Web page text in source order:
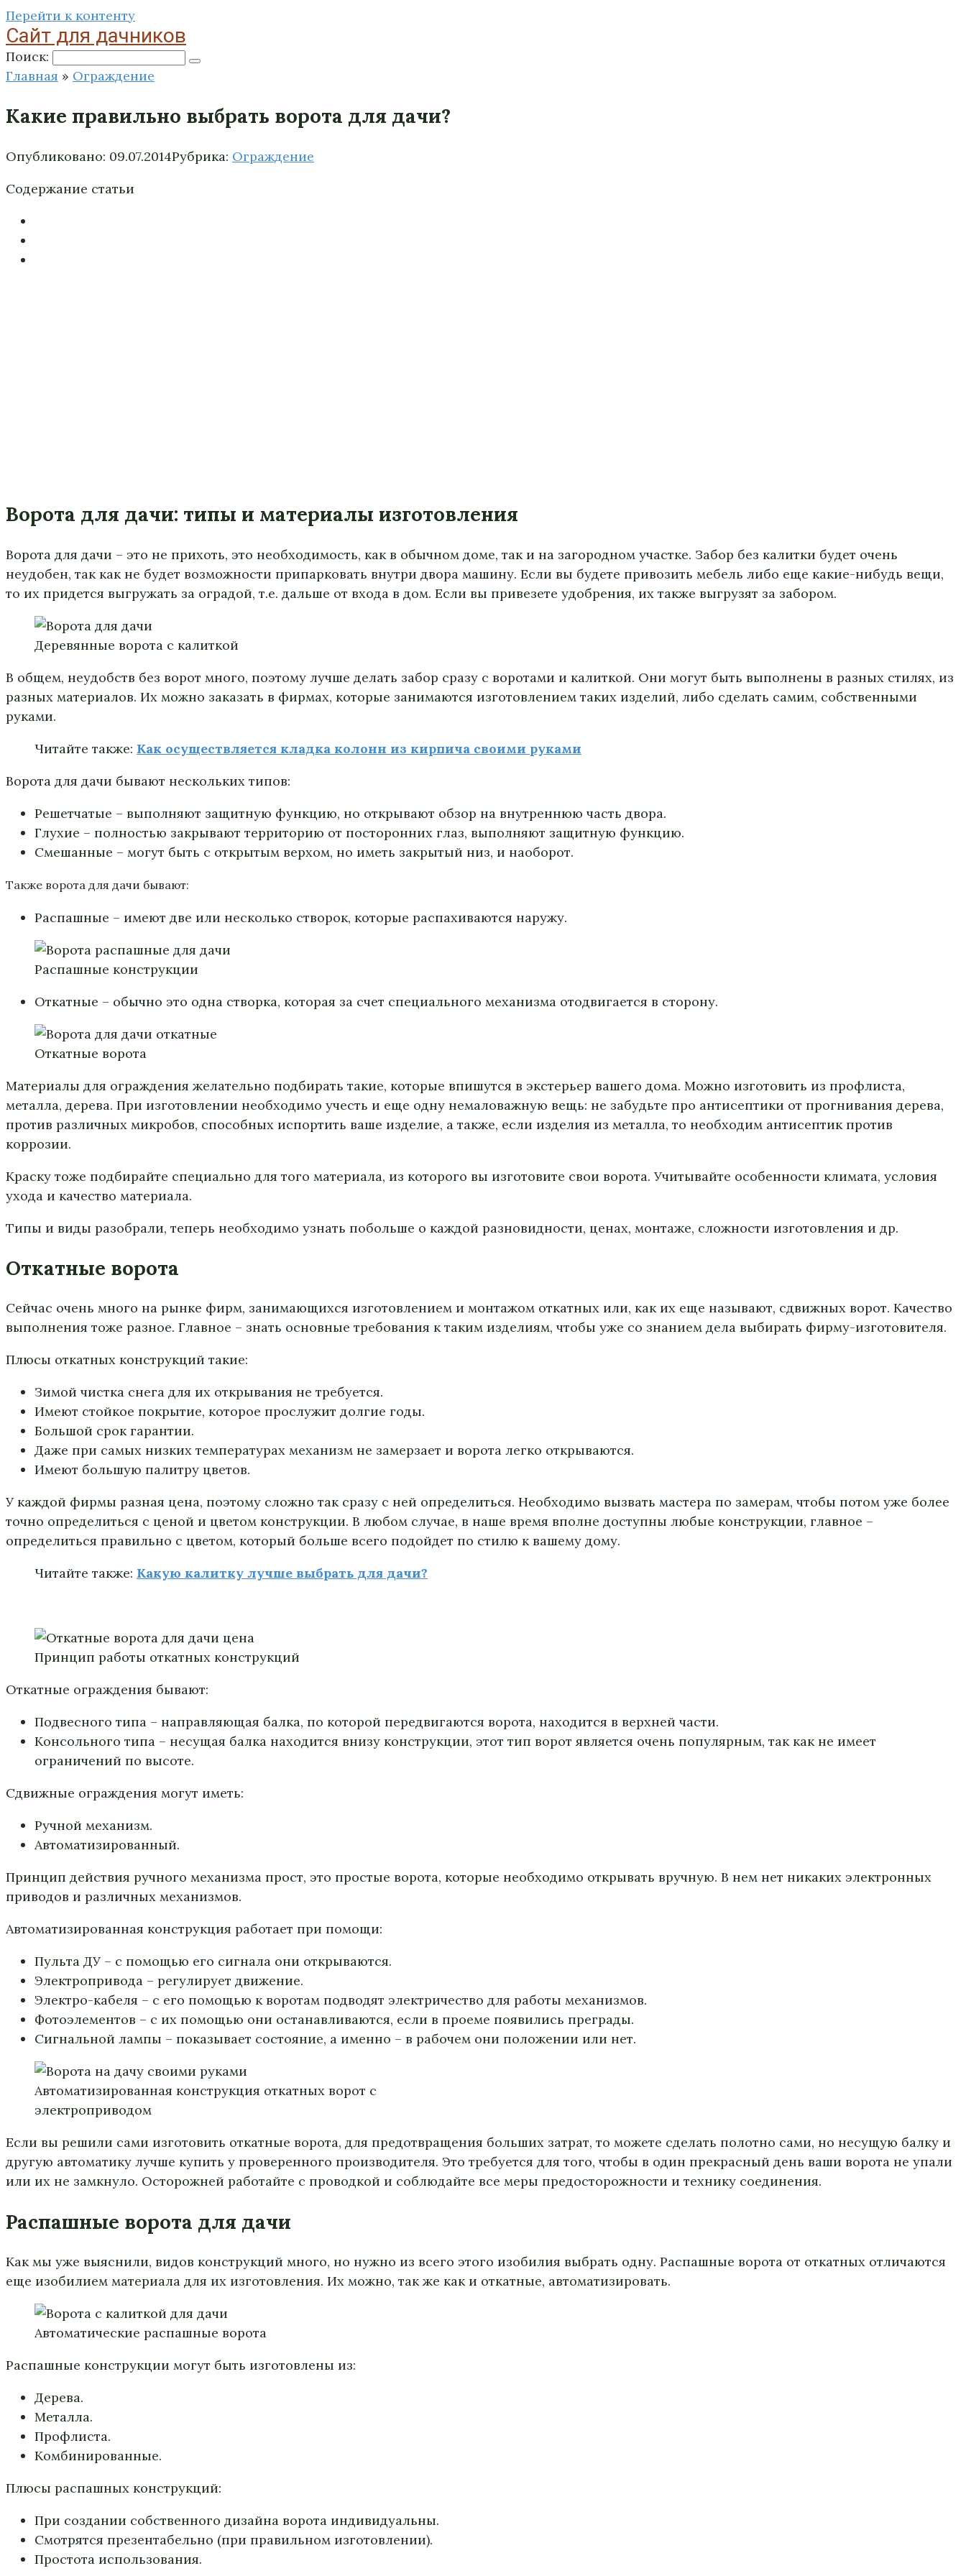
Перейти к контенту
Сайт для дачников
Поиск:
Главная » Ограждение
Какие правильно выбрать ворота для дачи?
Опубликовано: 09.07.2014Рубрика: Ограждение
Содержание статьи
Ворота для дачи: типы и материалы изготовления
Ворота для дачи – это не прихоть, это необходимость, как в обычном доме, так и на загородном участке. Забор без калитки будет очень
неудобен, так как не будет возможности припарковать внутри двора машину. Если вы будете привозить мебель либо еще какие-нибудь вещи,
то их придется выгружать за оградой, т.е. дальше от входа в дом. Если вы привезете удобрения, их также выгрузят за забором.
Деревянные ворота с калиткой
В общем, неудобств без ворот много, поэтому лучше делать забор сразу с воротами и калиткой. Они могут быть выполнены в разных стилях, из
разных материалов. Их можно заказать в фирмах, которые занимаются изготовлением таких изделий, либо сделать самим, собственными
руками.
Читайте также: Как осуществляется кладка колонн из кирпича своими руками
Ворота для дачи бывают нескольких типов:
Решетчатые – выполняют защитную функцию, но открывают обзор на внутреннюю часть двора.
Глухие – полностью закрывают территорию от посторонних глаз, выполняют защитную функцию.
Смешанные – могут быть с открытым верхом, но иметь закрытый низ, и наоборот.
Также ворота для дачи бывают:
Распашные – имеют две или несколько створок, которые распахиваются наружу.
Распашные конструкции
Откатные – обычно это одна створка, которая за счет специального механизма отодвигается в сторону.
Откатные ворота
Материалы для ограждения желательно подбирать такие, которые впишутся в экстерьер вашего дома. Можно изготовить из профлиста,
металла, дерева. При изготовлении необходимо учесть и еще одну немаловажную вещь: не забудьте про антисептики от прогнивания дерева,
против различных микробов, способных испортить ваше изделие, а также, если изделия из металла, то необходим антисептик против
коррозии.
Краску тоже подбирайте специально для того материала, из которого вы изготовите свои ворота. Учитывайте особенности климата, условия
ухода и качество материала.
Типы и виды разобрали, теперь необходимо узнать побольше о каждой разновидности, ценах, монтаже, сложности изготовления и др.
Откатные ворота
Сейчас очень много на рынке фирм, занимающихся изготовлением и монтажом откатных или, как их еще называют, сдвижных ворот. Качество
выполнения тоже разное. Главное – знать основные требования к таким изделиям, чтобы уже со знанием дела выбирать фирму-изготовителя.
Плюсы откатных конструкций такие:
Зимой чистка снега для их открывания не требуется.
Имеют стойкое покрытие, которое прослужит долгие годы.
Большой срок гарантии.
Даже при самых низких температурах механизм не замерзает и ворота легко открываются.
Имеют большую палитру цветов.
У каждой фирмы разная цена, поэтому сложно так сразу с ней определиться. Необходимо вызвать мастера по замерам, чтобы потом уже более
точно определиться с ценой и цветом конструкции. В любом случае, в наше время вполне доступны любые конструкции, главное –
определиться правильно с цветом, который больше всего подойдет по стилю к вашему дому.
Читайте также: Какую калитку лучше выбрать для дачи?
Принцип работы откатных конструкций
Откатные ограждения бывают:
Подвесного типа – направляющая балка, по которой передвигаются ворота, находится в верхней части.
Консольного типа – несущая балка находится внизу конструкции, этот тип ворот является очень популярным, так как не имеет
ограничений по высоте.
Сдвижные ограждения могут иметь:
Ручной механизм.
Автоматизированный.
Принцип действия ручного механизма прост, это простые ворота, которые необходимо открывать вручную. В нем нет никаких электронных
приводов и различных механизмов.
Автоматизированная конструкция работает при помощи:
Пульта ДУ – с помощью его сигнала они открываются.
Электропривода – регулирует движение.
Электро-кабеля – с его помощью к воротам подводят электричество для работы механизмов.
Фотоэлементов – с их помощью они останавливаются, если в проеме появились преграды.
Сигнальной лампы – показывает состояние, а именно – в рабочем они положении или нет.
Автоматизированная конструкция откатных ворот с
электроприводом
Если вы решили сами изготовить откатные ворота, для предотвращения больших затрат, то можете сделать полотно сами, но несущую балку и
другую автоматику лучше купить у проверенного производителя. Это требуется для того, чтобы в один прекрасный день ваши ворота не упали
или их не замкнуло. Осторожней работайте с проводкой и соблюдайте все меры предосторожности и технику соединения.
Распашные ворота для дачи
Как мы уже выяснили, видов конструкций много, но нужно из всего этого изобилия выбрать одну. Распашные ворота от откатных отличаются
еще изобилием материала для их изготовления. Их можно, так же как и откатные, автоматизировать.
Автоматические распашные ворота
Распашные конструкции могут быть изготовлены из:
Дерева.
Металла.
Профлиста.
Комбинированные.
Плюсы распашных конструкций:
При создании собственного дизайна ворота индивидуальны.
Смотрятся презентабельно (при правильном изготовлении).
Простота использования.